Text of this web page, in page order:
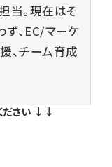
当。現在はそ
、EC/マーケ
、チーム育成